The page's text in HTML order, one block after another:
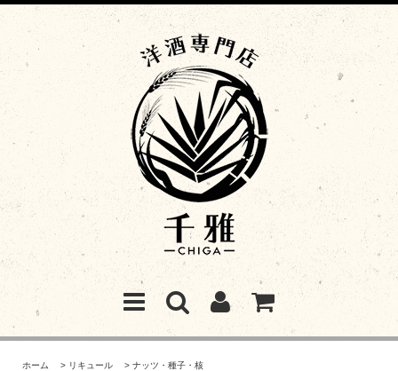
ホーム > リキュール > ナッツ・種子・核